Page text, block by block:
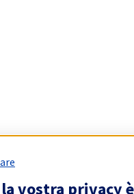
vostra privacy